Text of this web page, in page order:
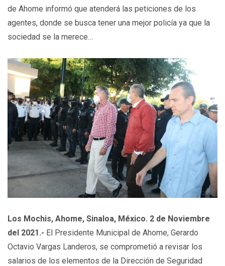
de Ahome informó que atenderá las peticiones de los
agentes, donde se busca tener una mejor policía ya que la
sociedad se la merece…
Los Mochis, Ahome, Sinaloa, México. 2 de Noviembre
del 2021.- El Presidente Municipal de Ahome, Gerardo
Octavio Vargas Landeros, se comprometió a revisar los
salarios de los elementos de la Dirección de Seguridad